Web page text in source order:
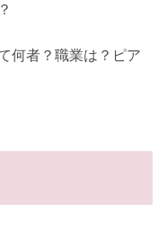
何者？職業は？ピア